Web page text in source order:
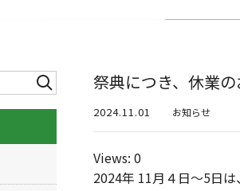
祭典につき、休業の
2024.11.01 お知らせ
Views: 0
2024年 11月４日～5日は